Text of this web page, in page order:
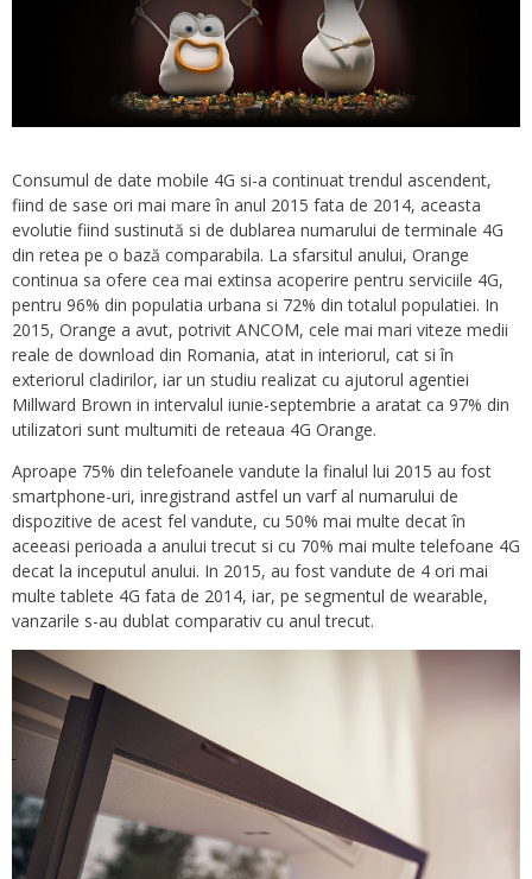
Consumul de date mobile 4G si-a continuat trendul ascendent,
fiind de sase ori mai mare în anul 2015 fata de 2014, aceasta
evolutie fiind sustinută si de dublarea numarului de terminale 4G
din retea pe o bază comparabila. La sfarsitul anului, Orange
continua sa ofere cea mai extinsa acoperire pentru serviciile 4G,
pentru 96% din populatia urbana si 72% din totalul populatiei. In
2015, Orange a avut, potrivit ANCOM, cele mai mari viteze medii
reale de download din Romania, atat in interiorul, cat si în
exteriorul cladirilor, iar un studiu realizat cu ajutorul agentiei
Millward Brown in intervalul iunie-septembrie a aratat ca 97% din
utilizatori sunt multumiti de reteaua 4G Orange.
Aproape 75% din telefoanele vandute la finalul lui 2015 au fost
smartphone-uri, inregistrand astfel un varf al numarului de
dispozitive de acest fel vandute, cu 50% mai multe decat în
aceeasi perioada a anului trecut si cu 70% mai multe telefoane 4G
decat la inceputul anului. In 2015, au fost vandute de 4 ori mai
multe tablete 4G fata de 2014, iar, pe segmentul de wearable,
vanzarile s-au dublat comparativ cu anul trecut.